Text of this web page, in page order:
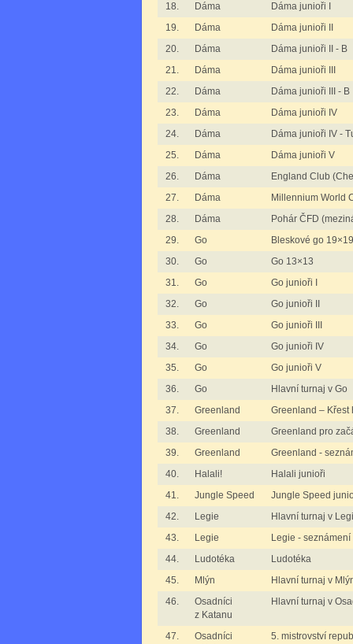
18.
Dáma
Dáma junioři I
19.
Dáma
Dáma junioři II
20.
Dáma
Dáma junioři II - B
21.
Dáma
Dáma junioři III
22.
Dáma
Dáma junioři III - B
23.
Dáma
Dáma junioři IV
24.
Dáma
Dáma junioři IV -
25.
Dáma
Dáma junioři V
26.
Dáma
England Club
27.
Dáma
Millennium World
28.
Dáma
Pohár ČFD
29.
Go
Bleskové go 19×19
30.
Go
Go 13×13
31.
Go
Go junioři I
32.
Go
Go junioři II
33.
Go
Go junioři III
34.
Go
Go junioři IV
35.
Go
Go junioři V
36.
Go
Hlavní turnaj v Go
37.
Greenland
Greenland – Křest
38.
Greenland
Greenland pro
39.
Greenland
Greenland -
40.
Halali!
Halali junioři
41.
Jungle Speed
Jungle Speed
42.
Legie
Hlavní turnaj v
43.
Legie
Legie - seznámení
44.
Ludotéka
Ludotéka
45.
Mlýn
Hlavní turnaj v
46.
Osadníci
z Katanu
Hlavní turnaj v
47.
Osadníci
5. mistrovství